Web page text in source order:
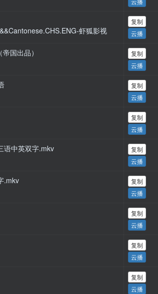
虾狐影视
复制
云播
国出品）
复制
云播
复制
云播
复制
云播
语中英双字.mkv
复制
云播
.mkv
复制
云播
复制
云播
复制
云播
复制
云播